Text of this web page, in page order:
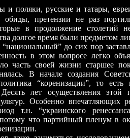
и поляки, русские и татары,
обиды, претензии не раз
в продолжение столетий
долгое время были предметом
до сих пор
в этом вопросе легко
часть своей жизни старшее
В начале создания
“коренизации”, то
Десять лет осуществления
Особенно впечатляющих
т.н. “украинского
что партийный пленум в